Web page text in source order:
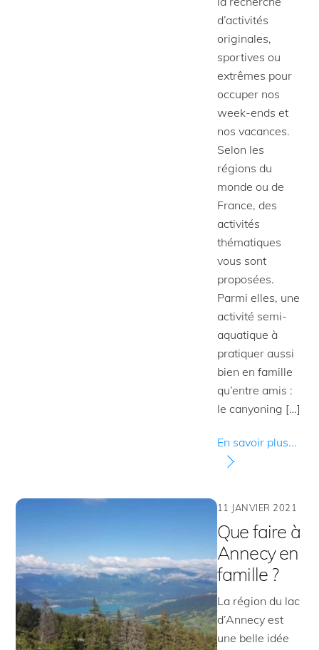
d’activités
originales,
sportives ou
extrêmes pour
occuper nos
week-ends et
nos vacances.
Selon les
régions du
monde ou de
France, des
activités
thématiques
vous sont
proposées.
Parmi elles, une
activité semi-
aquatique à
pratiquer aussi
bien en famille
qu’entre amis :
le canyoning […]
En savoir plus...
11 JANVIER 2021
Que faire à
Annecy en
famille ?
La région du lac
d’Annecy est
une belle idée